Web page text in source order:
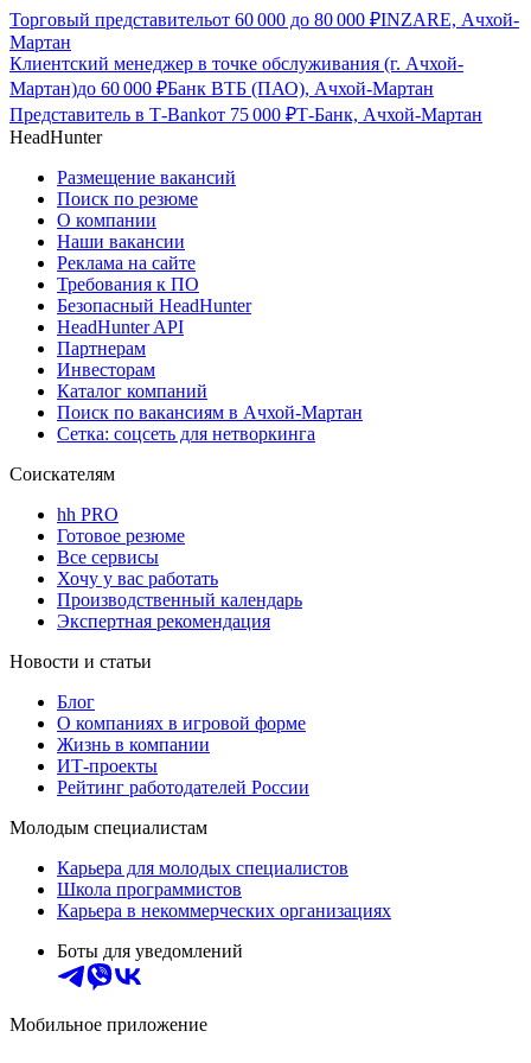
Торговый представительот 60 000 до 80 000 ₽INZARE, Ачхой-
Мартан
Клиентский менеджер в точке обслуживания (г. Ачхой-
Мартан)до 60 000 ₽Банк ВТБ (ПАО), Ачхой-Мартан
Представитель в Т-Bankот 75 000 ₽Т-Банк, Ачхой-Мартан
HeadHunter
Размещение вакансий
Поиск по резюме
О компании
Наши вакансии
Реклама на сайте
Требования к ПО
Безопасный HeadHunter
HeadHunter API
Партнерам
Инвесторам
Каталог компаний
Поиск по вакансиям в Ачхой-Мартан
Сетка: соцсеть для нетворкинга
Соискателям
hh PRO
Готовое резюме
Все сервисы
Хочу у вас работать
Производственный календарь
Экспертная рекомендация
Новости и статьи
Блог
О компаниях в игровой форме
Жизнь в компании
ИТ-проекты
Рейтинг работодателей России
Молодым специалистам
Карьера для молодых специалистов
Школа программистов
Карьера в некоммерческих организациях
Боты для уведомлений
Мобильное приложение